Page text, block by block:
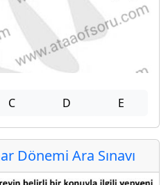
C D E
Dönemi Ara Sınavı